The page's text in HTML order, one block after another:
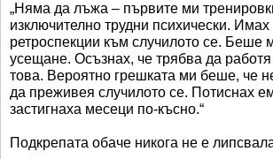
„Няма да лъжа – първите ми
изключително трудни психически. Имах
ретроспекции към случилото се. Беше
усещане. Осъзнах, че трябва да
това. Вероятно грешката ми беше, че
да преживея случилото се. Потиснах
застигнаха месеци по-късно.“
Подкрепата обаче никога не е